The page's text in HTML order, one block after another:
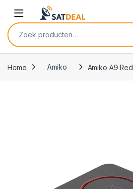
Skip to navigation
Skip to content
Zoeken naar:
Home Amiko Amiko A9 Red